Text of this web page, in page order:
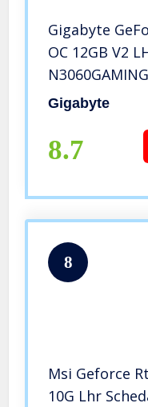
Gigabyte
OC 12GB V2
multicolore
Gigabyte
8.7
8
Msi Geforce
10G Lhr